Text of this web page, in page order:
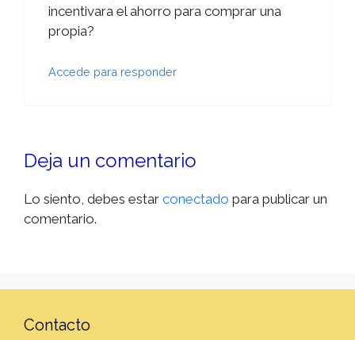
incentivara el ahorro para comprar una
propia?
Accede para responder
Deja un comentario
Lo siento, debes estar conectado para publicar un
comentario.
Contacto